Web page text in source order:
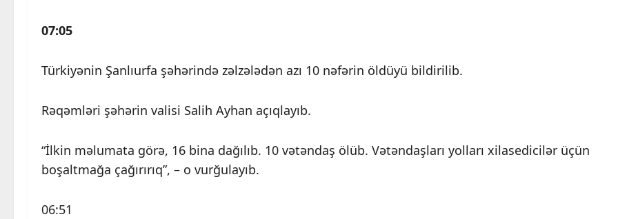
07:05
Türkiyənin Şanlıurfa şəhərində zəlzələdən azı 10 nəfərin öldüyü bildirilib.
Rəqəmləri şəhərin valisi Salih Ayhan açıqlayıb.
“İlkin məlumata görə, 16 bina dağılıb. 10 vətəndaş ölüb. Vətəndaşları yolları xilasedicilər üçün
boşaltmağa çağırırıq”, – o vurğulayıb.
06:51